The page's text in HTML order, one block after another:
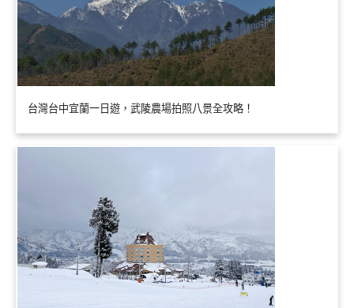
台灣台中宜蘭一日遊，武陵農場拍照八景全攻略！